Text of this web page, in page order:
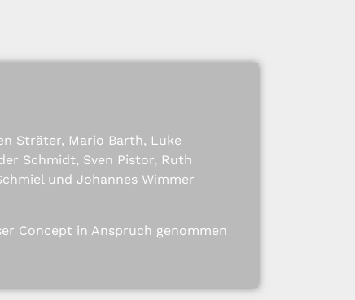
Sträter, Mario Barth, Luke
Schmidt, Sven Pistor, Ruth
und Johannes Wimmer
Concept in Anspruch genommen